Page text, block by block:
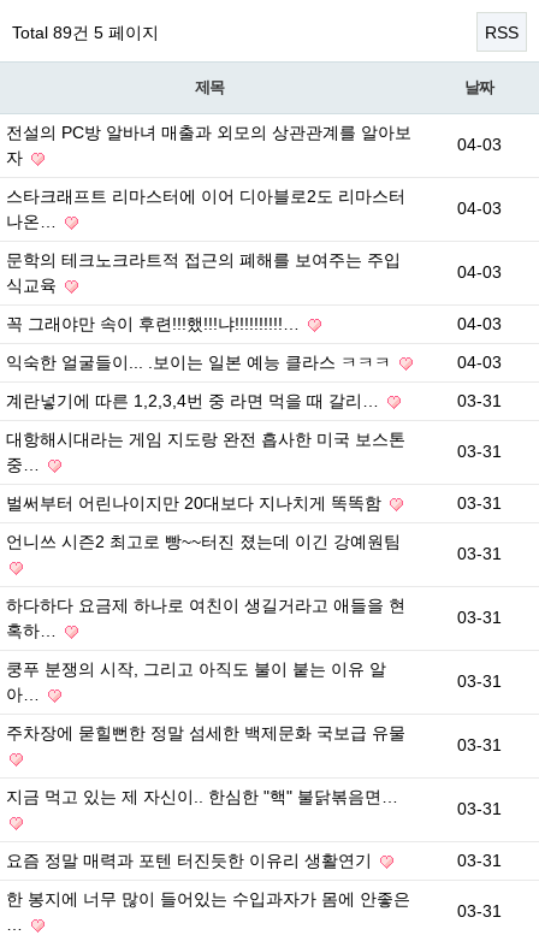
Total 89건 5 페이지 RSS
제목 날짜
전설의 PC방 알바녀 매출과 외모의 상관관계를 알아보
자
04-03
스타크래프트 리마스터에 이어 디아블로2도 리마스터
나온…
04-03
문학의 테크노크라트적 접근의 폐해를 보여주는 주입
식교육
04-03
꼭 그래야만 속이 후련!!!했!!!냐!!!!!!!!!!…
04-03
익숙한 얼굴들이... .보이는 일본 예능 클라스 ㅋㅋㅋ
04-03
계란넣기에 따른 1,2,3,4번 중 라면 먹을 때 갈리…
03-31
대항해시대라는 게임 지도랑 완전 흡사한 미국 보스톤
중…
03-31
벌써부터 어린나이지만 20대보다 지나치게 똑똑함
03-31
언니쓰 시즌2 최고로 빵~~터진 졌는데 이긴 강예원팀
03-31
하다하다 요금제 하나로 여친이 생길거라고 애들을 현
혹하…
03-31
쿵푸 분쟁의 시작, 그리고 아직도 불이 붙는 이유 알
아…
03-31
주차장에 묻힐뻔한 정말 섬세한 백제문화 국보급 유물
03-31
지금 먹고 있는 제 자신이.. 한심한 "핵" 불닭볶음면…
03-31
요즘 정말 매력과 포텐 터진듯한 이유리 생활연기
03-31
한 봉지에 너무 많이 들어있는 수입과자가 몸에 안좋은
…
03-31